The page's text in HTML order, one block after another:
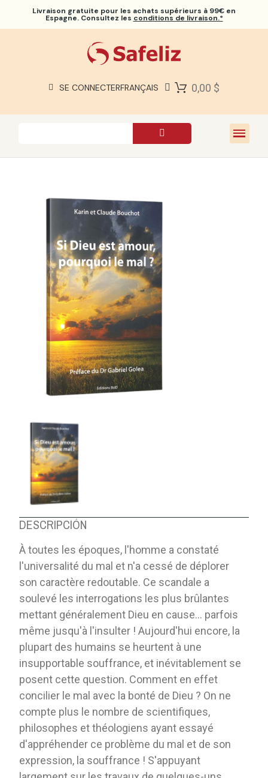
Livraison gratuite pour les achats supérieurs à 99€ en
Espagne. Consultez les conditions de livraison.*
SE CONNECTERFRANÇAIS 0,00 $
À PROPOS DE NOUS
DESCRIPCIÓN
À toutes les époques, l'homme a constaté
l'universalité du mal et n'a cessé de déplorer
son caractère redoutable. Ce scandale a
soulevé les interrogations les plus brûlantes
mettant généralement Dieu en cause... parfois
même jusqu'à l'insulter ! Aujourd'hui encore, la
plupart des humains se heurtent à une
insupportable souffrance, et inévitablement se
posent cette question. Comment en effet
concilier le mal avec la bonté de Dieu ? On ne
compte plus le nombre de scientifiques,
philosophes et théologiens ayant essayé
d'appréhender ce problème du mal et de son
expression, la souffrance ! S'appuyant